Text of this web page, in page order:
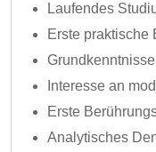
Laufendes
Erste praktische
Interesse an
Erste
Analytisches